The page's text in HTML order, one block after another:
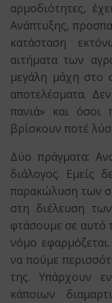
αρμοδιότητες,
Ανάπτυξης,
κατάσταση
αιτήματα των
μεγάλη μάχη στο
αποτελέσματα.
πανιά» και όσοι
βρίσκουν ποτέ
Δύο πράγματα:
διάλογος. Εμείς
παρακώλυση των
στη διέλευση
φτάσουμε σε αυτό
νόμο
να πούμε
της. Υπάρχουν
κάποιων